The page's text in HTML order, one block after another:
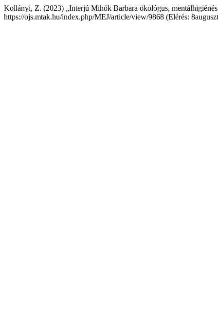
Kollányi, Z. (2023) „Interjú Mihók Barbara ökológus,
https://ojs.mtak.hu/index.php/MEJ/article/view/9868 (Elérés: